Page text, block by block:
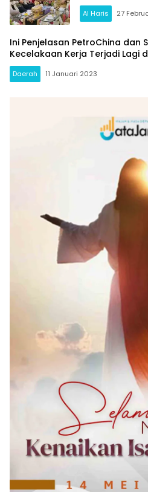
Al Haris 27
Ini Penjelasan PetroChina dan
Kecelakaan Kerja Terjadi Lagi
Daerah 11 Januari 2023